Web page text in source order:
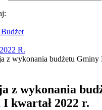
R.
z wykonania budżetu Gminy
z wykonania
I kwartał 2022 r.